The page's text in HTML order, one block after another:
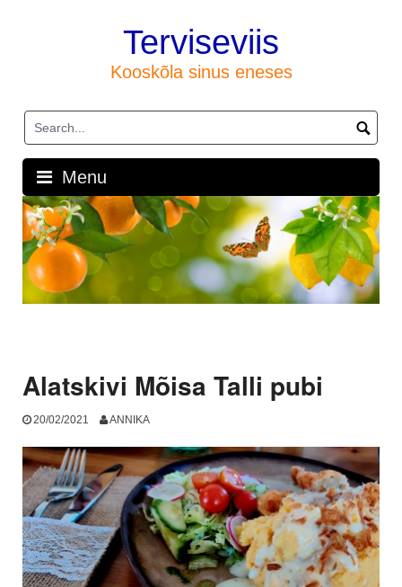
Terviseviis
Kooskõla sinus eneses
Menu
Alatskivi Mõisa Talli pubi
20/02/2021 ANNIKA